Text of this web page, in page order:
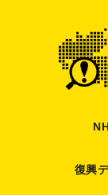
復興